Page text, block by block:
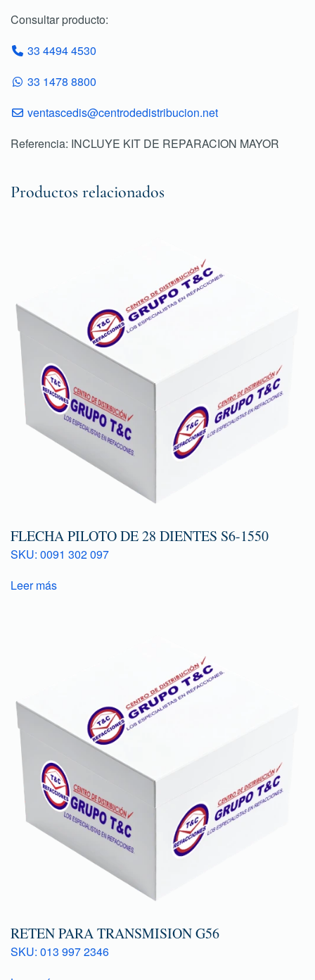
Consultar producto:
33 4494 4530
33 1478 8800
ventascedis@centrodedistribucion.net
Referencia: INCLUYE KIT DE REPARACION MAYOR
Productos relacionados
FLECHA PILOTO DE 28 DIENTES S6-1550
SKU: 0091 302 097
Leer más
RETEN PARA TRANSMISION G56
SKU: 013 997 2346